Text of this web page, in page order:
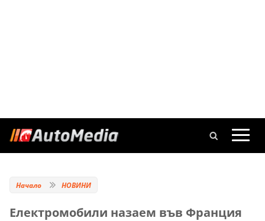
Начало НОВИНИ
Електромобили назаем във Франция